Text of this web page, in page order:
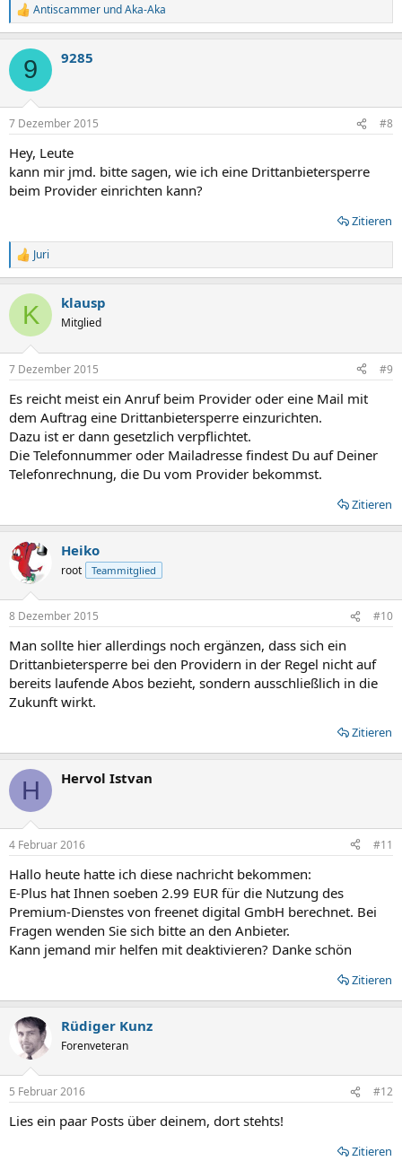
R
e
k
i
e
:
Antiscammer undAka-Aka
9 9285
7 Dezember 2015 #8
Hey, Leute
kann mir jmd. bitte sagen, wie ich eine Drittanbietersperre
beim Provider einrichten kann?
Zitieren
R
e
k
i
e
:
Juri
K klausp
Mitglied
7 Dezember 2015 #9
Es reicht meist ein Anruf beim Provider oder eine Mail mit
dem Auftrag eine Drittanbietersperre einzurichten.
Dazu ist er dann gesetzlich verpflichtet.
Die Telefonnummer oder Mailadresse findest Du auf Deiner
Telefonrechnung, die Du vom Provider bekommst.
Zitieren
Heiko
root Teammitglied
8 Dezember 2015 #10
Man sollte hier allerdings noch ergänzen, dass sich ein
Drittanbietersperre bei den Providern in der Regel nicht auf
bereits laufende Abos bezieht, sondern ausschließlich in die
Zukunft wirkt.
Zitieren
H Hervol Istvan
4 Februar 2016 #11
Hallo heute hatte ich diese nachricht bekommen:
E-Plus hat Ihnen soeben 2.99 EUR für die Nutzung des
Premium-Dienstes von freenet digital GmbH berechnet. Bei
Fragen wenden Sie sich bitte an den Anbieter.
Kann jemand mir helfen mit deaktivieren? Danke schön
Zitieren
Rüdiger Kunz
Forenveteran
5 Februar 2016 #12
Lies ein paar Posts über deinem, dort stehts!
Zitieren